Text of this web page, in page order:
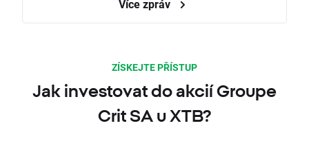
Více zpráv
ZÍSKEJTE PŘÍSTUP
Jak investovat do akcií Groupe
Crit SA u XTB?